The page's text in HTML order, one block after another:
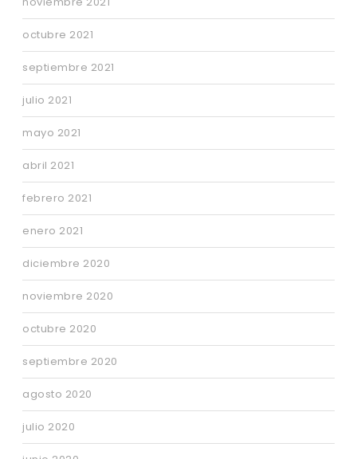
octubre 2021
septiembre 2021
julio 2021
mayo 2021
abril 2021
febrero 2021
enero 2021
diciembre 2020
noviembre 2020
octubre 2020
septiembre 2020
agosto 2020
julio 2020